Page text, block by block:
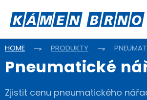
HOME PRODUKTY
Pneumatické
Zjistit cenu pneumatického